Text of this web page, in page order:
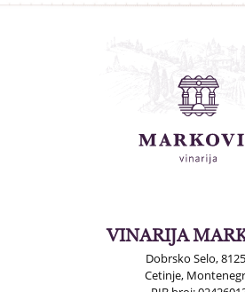
VINARIJA
Dobrsko Selo,
Cetinje,